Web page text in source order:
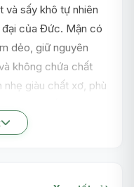
và sấy khô tự nhiên
của Đức. Mận có
dẻo, giữ nguyên
không chứa chất
giàu chất xơ, phù
hay ngũ cốc để